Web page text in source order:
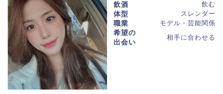
飲酒 飲む
体型 スレンダー
職業 モデル・芸能関係
希望の
出会い
相手に合わせる